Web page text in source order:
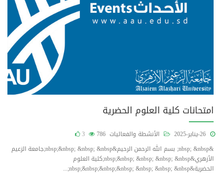
امتحانات كلية العلوم الحضرية
الأنشطة والفعاليات 786
3
&nbsp; &nbsp; بسم الله الرحمن الرحيم&nbsp;&nbsp; &nbsp; &nbsp;جامعة الزعيم
الأزهري&nbsp;&nbsp; &nbsp; &nbsp; &nbsp;كلية العلوم
الحضرية&nbsp;&nbsp;&nbsp;&nbsp; &nbsp; &nbsp; &nbsp;...